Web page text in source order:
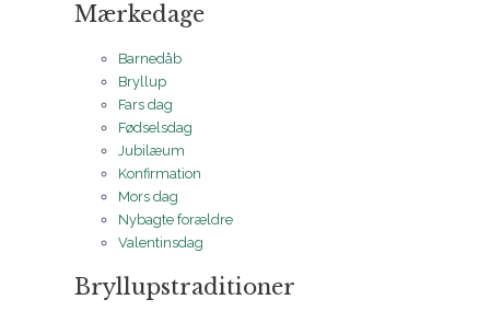
Mærkedage
Barnedåb
Bryllup
Fars dag
Fødselsdag
Jubilæum
Konfirmation
Mors dag
Nybagte forældre
Valentinsdag
Bryllupstraditioner